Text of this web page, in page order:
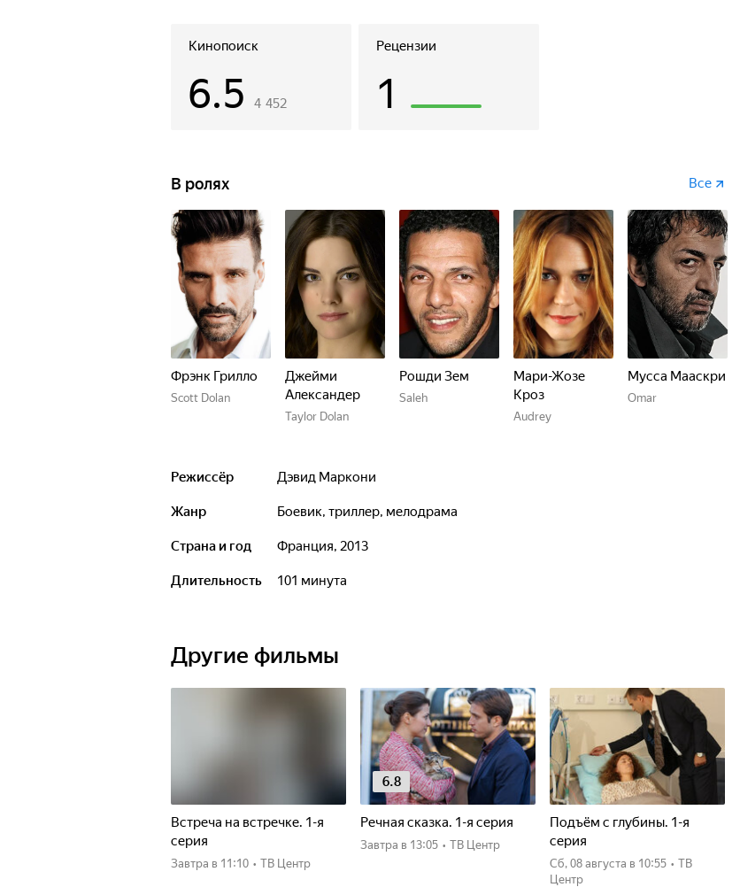
Кинопоиск
6.5 4 452
Рецензии
1
В ролях Все
Фрэнк Грилло
Scott Dolan
Джейми
Александер
Taylor Dolan
Рошди Зем
Saleh
Мари-Жозе
Кроз
Audrey
Мусса Мааскри
Omar
Режиссёр Дэвид Маркони
Жанр боевик, триллер, мелодрама
Страна и год Франция, 2013
Длительность 101 минута
Другие фильмы
Встреча на встречке. 1-я
серия
Завтра в 11:10 • ТВ Центр
6.8
Речная сказка. 1-я серия
Завтра в 13:05 • ТВ Центр
Подъём с глубины. 1-я
серия
сб, 08 августа в 10:55 • ТВ
Центр